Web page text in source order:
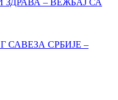
– ВЕЖБАЈ СА
САВЕЗА СРБИЈЕ –